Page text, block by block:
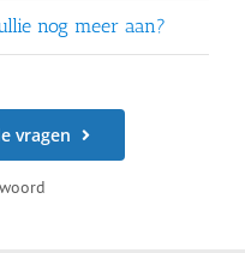
nog meer aan?
vragen